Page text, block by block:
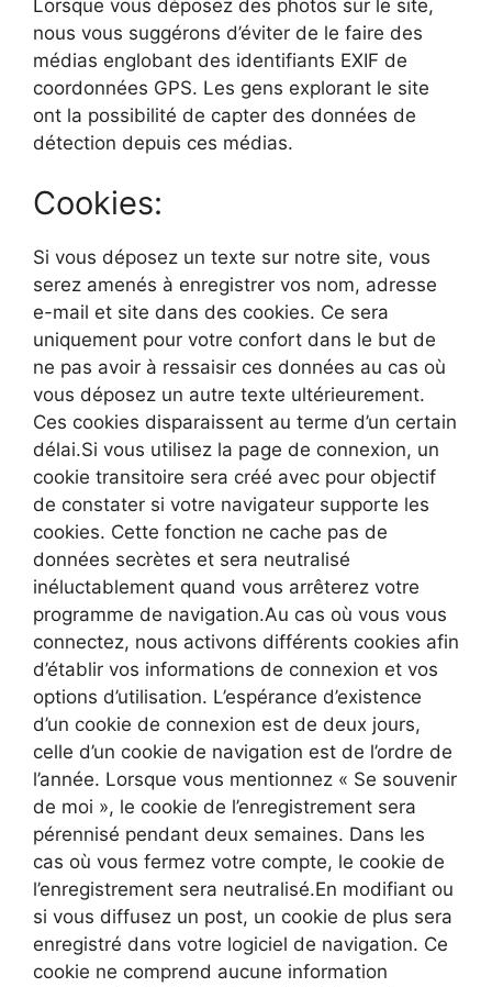
Lorsque vous déposez des photos sur le site,
nous vous suggérons d’éviter de le faire des
médias englobant des identifiants EXIF de
coordonnées GPS. Les gens explorant le site
ont la possibilité de capter des données de
détection depuis ces médias.
Cookies:
Si vous déposez un texte sur notre site, vous
serez amenés à enregistrer vos nom, adresse
e-mail et site dans des cookies. Ce sera
uniquement pour votre confort dans le but de
ne pas avoir à ressaisir ces données au cas où
vous déposez un autre texte ultérieurement.
Ces cookies disparaissent au terme d’un certain
délai.Si vous utilisez la page de connexion, un
cookie transitoire sera créé avec pour objectif
de constater si votre navigateur supporte les
cookies. Cette fonction ne cache pas de
données secrètes et sera neutralisé
inéluctablement quand vous arrêterez votre
programme de navigation.Au cas où vous vous
connectez, nous activons différents cookies afin
d’établir vos informations de connexion et vos
options d’utilisation. L’espérance d’existence
d’un cookie de connexion est de deux jours,
celle d’un cookie de navigation est de l’ordre de
l’année. Lorsque vous mentionnez « Se souvenir
de moi », le cookie de l’enregistrement sera
pérennisé pendant deux semaines. Dans les
cas où vous fermez votre compte, le cookie de
l’enregistrement sera neutralisé.En modifiant ou
si vous diffusez un post, un cookie de plus sera
enregistré dans votre logiciel de navigation. Ce
cookie ne comprend aucune information